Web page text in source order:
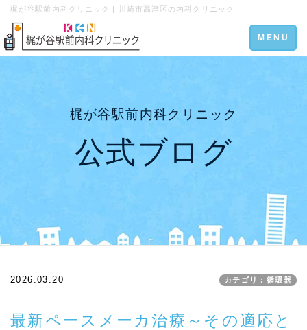
梶が谷駅前内科クリニック | 川崎市高津区の内科クリニック
Toggle
navigation
MENU
梶が谷駅前内科クリニック
公式ブログ
2026.03.20 カテゴリ：循環器
最新ペースメーカ治療～その適応と